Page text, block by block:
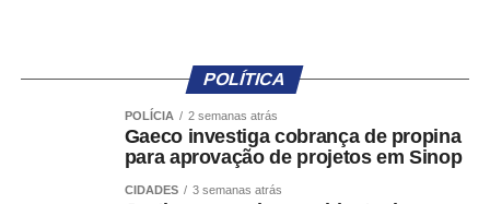
denúncia, o acusado se valeu da condição de ex-
exercer controle e violência contra Thays Machado,
evidenciando menosprezo à condição feminina da vítima
POLÍTICA
POLÍCIA 2 semanas atrás
Gaeco investiga cobrança de propina
para aprovação de projetos em Sinop
CIDADES 3 semanas atrás